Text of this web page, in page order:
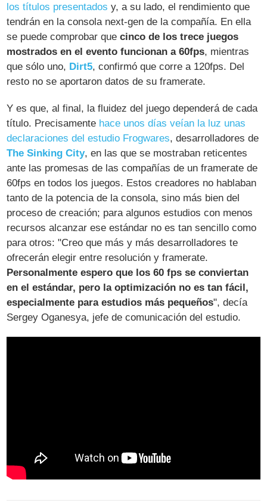
los títulos presentados y, a su lado, el rendimiento que
tendrán en la consola next-gen de la compañía. En ella
se puede comprobar quecinco de los trece juegos
mostrados en el evento funcionan a 60fps, mientras
que sólo uno, Dirt5, confirmó que corre a 120fps. Del
resto no se aportaron datos de su framerate.
Y es que, al final, la fluidez del juego dependerá de cada
título. Precisamente hace unos días veían la luz unas
declaraciones del estudio Frogwares, desarrolladores de
The Sinking City, en las que se mostraban reticentes
ante las promesas de las compañías de un framerate de
60fps en todos los juegos. Estos creadores no hablaban
tanto de la potencia de la consola, sino más bien del
proceso de creación; para algunos estudios con menos
recursos alcanzar ese estándar no es tan sencillo como
para otros: "Creo que más y más desarrolladores te
ofrecerán elegir entre resolución y framerate.
Personalmente espero que los 60 fps se conviertan
en el estándar, pero la optimización no es tan fácil,
especialmente para estudios más pequeños", decía
Sergey Oganesya, jefe de comunicación del estudio.